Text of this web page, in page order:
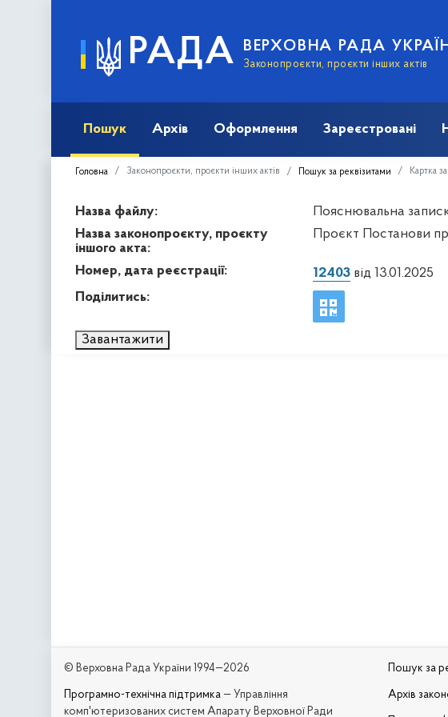
РАДА ВЕРХОВНА РАДА
Законопроєкти, проєкти інших актів
Пошук Архів Оформлення Зареєстровані
Головна Законопроєкти, проєкти інших актів Пошук за реквізитами Картка
Назва файлу:
Пояснювальна
Назва законопроєкту, проєкту
іншого акта:
Проєкт Постанови
Номер, дата реєстрації: 12403від 13.01.2025
Поділитись:
Завантажити
© Верховна Рада України 1994—2026
Програмно-технічна підтримка — Управління
комп'ютеризованих систем Апарату Верховної Ради
Пошук за
Архів